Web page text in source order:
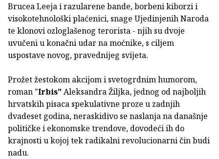
Brucea Leeja i razularene bande, borbeni kiborzi i
visokotehnološki plaćenici, snage Ujedinjenih Naroda
te klonovi ozloglašenog terorista - njih su dvoje
uvučeni u konačni udar na moćnike, s ciljem
uspostave novog, pravednijeg svijeta.
Prožet žestokom akcijom i svetogrdnim humorom,
roman "Irbis" Aleksandra Žiljka, jednog od najboljih
hrvatskih pisaca spekulativne proze u zadnjih
dvadeset godina, neraskidivo se naslanja na današnje
političke i ekonomske trendove, dovodeći ih do
krajnosti u kojoj tek radikalni revolucionarni čin budi
nadu.